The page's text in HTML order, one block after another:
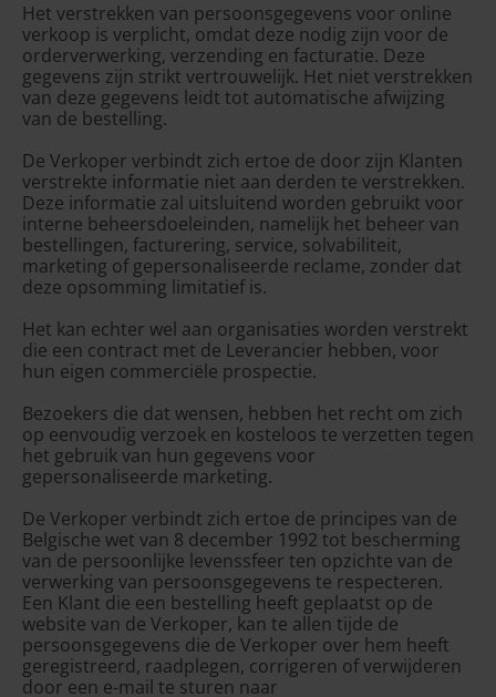
Het verstrekken van persoonsgegevens voor online
verkoop is verplicht, omdat deze nodig zijn voor de
orderverwerking, verzending en facturatie. Deze
gegevens zijn strikt vertrouwelijk. Het niet verstrekken
van deze gegevens leidt tot automatische afwijzing
van de bestelling.
De Verkoper verbindt zich ertoe de door zijn Klanten
verstrekte informatie niet aan derden te verstrekken.
Deze informatie zal uitsluitend worden gebruikt voor
interne beheersdoeleinden, namelijk het beheer van
bestellingen, facturering, service, solvabiliteit,
marketing of gepersonaliseerde reclame, zonder dat
deze opsomming limitatief is.
Het kan echter wel aan organisaties worden verstrekt
die een contract met de Leverancier hebben, voor
hun eigen commerciële prospectie.
Bezoekers die dat wensen, hebben het recht om zich
op eenvoudig verzoek en kosteloos te verzetten tegen
het gebruik van hun gegevens voor
gepersonaliseerde marketing.
De Verkoper verbindt zich ertoe de principes van de
Belgische wet van 8 december 1992 tot bescherming
van de persoonlijke levenssfeer ten opzichte van de
verwerking van persoonsgegevens te respecteren.
Een Klant die een bestelling heeft geplaatst op de
website van de Verkoper, kan te allen tijde de
persoonsgegevens die de Verkoper over hem heeft
geregistreerd, raadplegen, corrigeren of verwijderen
door een e-mail te sturen naar